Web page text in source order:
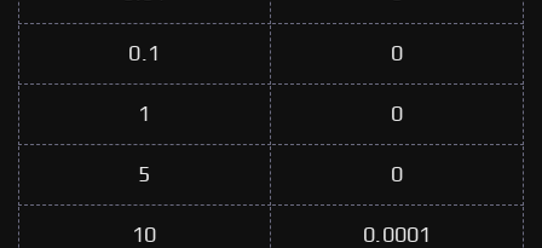
0.1 0
1 0
5 0
10 0.0001